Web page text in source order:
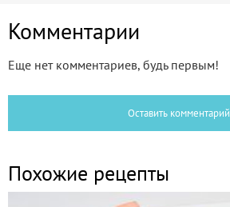
Комментарии
Еще нет комментариев, будь первым!
Оставить комментарий
Похожие рецепты